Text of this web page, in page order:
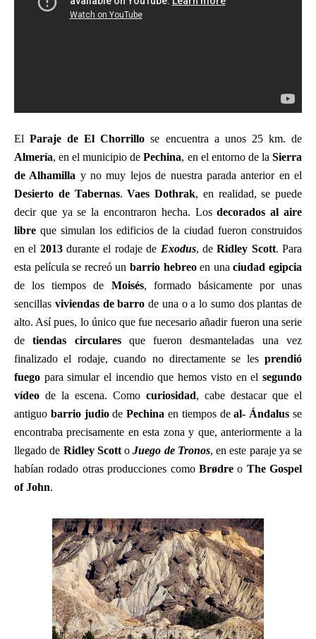
ElParaje de El Chorrillo se encuentra a unos 25 km. de
Almería, en el municipio dePechina, en el entorno de laSierra
de Alhamilla y no muy lejos de nuestra parada anterior en el
Desierto de Tabernas.Vaes Dothrak, en realidad, se puede
decir que ya se la encontraron hecha. Losdecorados al aire
libre que simulan los edificios de la ciudad fueron construidos
en el 2013durante el rodaje de Exodus, deRidley Scott. Para
esta película se recreó un barrio hebreoen unaciudad egipcia
de los tiempos de Moisés, formado básicamente por unas
sencillas viviendas de barro de una o a lo sumo dos plantas de
alto. Así pues, lo único que fue necesario añadir fueron una serie
detiendas circularesque fueron desmanteladas una vez
finalizado el rodaje, cuando no directamente se les prendió
fuego para simular el incendio que hemos visto en el segundo
vídeo de la escena. Como curiosidad, cabe destacar que el
antiguo barrio judiodePechina en tiempos deal- Ándalus se
encontraba precisamente en esta zona y que, anteriormente a la
llegado de Ridley ScottoJuego de Tronos, en este paraje ya se
habían rodado otras producciones como Brødreo The Gospel
of John.